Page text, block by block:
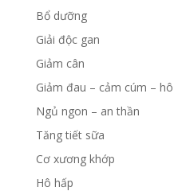
Bổ dưỡng
Giải độc gan
Giảm cân
Giảm đau – cảm cúm –
Ngủ ngon – an thần
Tăng tiết sữa
Cơ xương khớp
Hô hấp